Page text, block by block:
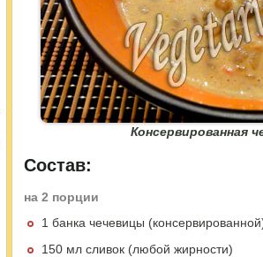
Консервированная
Состав:
на 2 порции
1 банка чечевицы
150 мл сливок (любой жирности)